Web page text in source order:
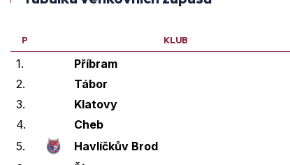
P KLUB
1. Příbram
2.
Tábor
3.
Klatovy
4.
Cheb
5.
Havlíčkův Brod